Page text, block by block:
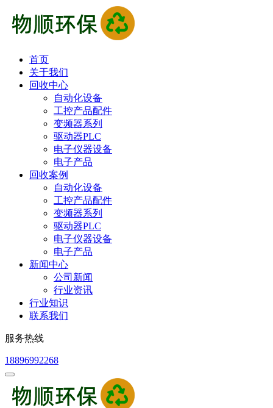
首页
关于我们
回收中心
自动化设备
工控产品配件
变频器系列
驱动器PLC
电子仪器设备
电子产品
回收案例
自动化设备
工控产品配件
变频器系列
驱动器PLC
电子仪器设备
电子产品
新闻中心
公司新闻
行业资讯
行业知识
联系我们
服务热线
18896992268